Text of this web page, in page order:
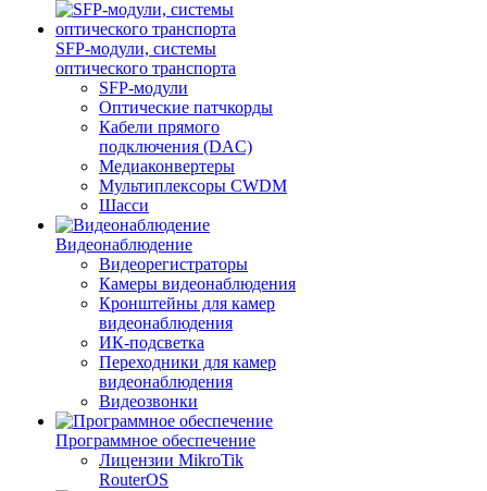
SFP-модули, системы
оптического транспорта
SFP-модули
Оптические патчкорды
Кабели прямого
подключения (DAC)
Медиаконвертеры
Мультиплексоры CWDM
Шасси
Видеонаблюдение
Видеорегистраторы
Камеры видеонаблюдения
Кронштейны для камер
видеонаблюдения
ИК-подсветка
Переходники для камер
видеонаблюдения
Видеозвонки
Программное обеспечение
Лицензии MikroTik
RouterOS